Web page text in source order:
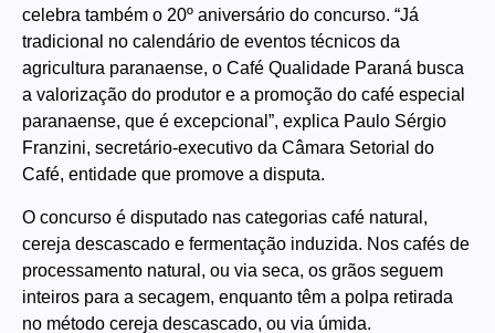
celebra também o 20º aniversário do concurso. “Já
tradicional no calendário de eventos técnicos da
agricultura paranaense, o Café Qualidade Paraná busca
a valorização do produtor e a promoção do café especial
paranaense, que é excepcional”, explica Paulo Sérgio
Franzini, secretário-executivo da Câmara Setorial do
Café, entidade que promove a disputa.
O concurso é disputado nas categorias café natural,
cereja descascado e fermentação induzida. Nos cafés de
processamento natural, ou via seca, os grãos seguem
inteiros para a secagem, enquanto têm a polpa retirada
no método cereja descascado, ou via úmida.